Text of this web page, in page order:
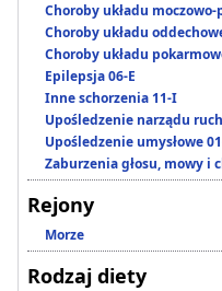
Choroby układu moczowo-
Choroby układu
Choroby układu
Epilepsja 06-E
Inne schorzenia 11-I
Upośledzenie narządu
Upośledzenie umysłowe
Zaburzenia głosu, mowy i
Rejony
Morze
Rodzaj diety